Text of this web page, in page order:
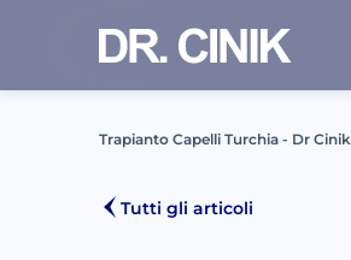
Trapianto Capelli Turchia - Dr Cinik
Tutti gli articoli